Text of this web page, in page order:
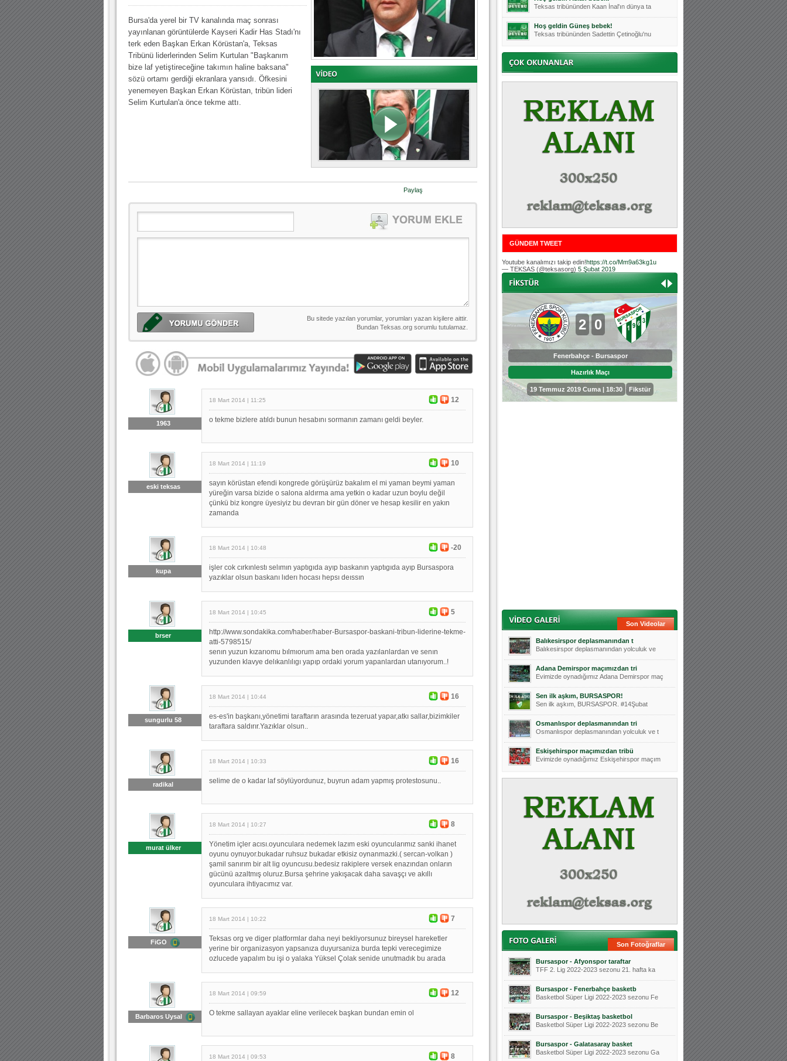
Bursa'da yerel bir TV kanalında maç sonrası
yayınlanan görüntülerde Kayseri Kadir Has Stadı'nı
terk eden Başkan Erkan Körüstan'a, Teksas
Tribünü liderlerinden Selim Kurtulan "Başkanım
bize laf yetiştireceğine takımın haline baksana"
sözü ortamı gerdiği ekranlara yansıdı. Öfkesini
yenemeyen Başkan Erkan Körüstan, tribün lideri
Selim Kurtulan'a önce tekme attı.
Paylaş
1963
18 Mart 2014 | 11:25 12
o tekme bizlere atıldı bunun hesabını sormanın zamanı geldi beyler.
eski teksas
18 Mart 2014 | 11:19 10
sayın körüstan efendi kongrede görüşürüz bakalım el mi yaman beymi yaman
yüreğin varsa bizide o salona aldırma ama yetkin o kadar uzun boylu değil
çünkü biz kongre üyesiyiz bu devran bir gün döner ve hesap kesilir en yakın
zamanda
kupa
18 Mart 2014 | 10:48 -20
işler cok cırkınlestı selımın yaptıgıda ayıp baskanın yaptıgıda ayıp Bursaspora
yazıklar olsun baskanı lıderı hocası hepsı deıssın
brser
18 Mart 2014 | 10:45 5
http://www.sondakika.com/haber/haber-Bursaspor-baskani-tribun-liderine-tekme-
atti-5798515/
senın yuzun kızarıomu bılmıorum ama ben orada yazılanlardan ve senın
yuzunden klavye delıkanlılıgı yapıp ordaki yorum yapanlardan utanıyorum..!
sungurlu 58
18 Mart 2014 | 10:44 16
es-es'in başkanı,yönetimi taraftarın arasında tezeruat yapar,atkı sallar,bizimkiler
taraftara saldırır.Yazıklar olsun..
radikal
18 Mart 2014 | 10:33 16
selime de o kadar laf söylüyordunuz, buyrun adam yapmış protestosunu..
murat ülker
18 Mart 2014 | 10:27 8
Yönetim içler acısı.oyunculara nedemek lazım eski oyuncularımız sanki ihanet
oyunu oynuyor.bukadar ruhsuz bukadar etkisiz oynanmazki.( sercan-volkan )
şamil sanırım bir alt lig oyuncusu.bedesiz rakiplere versek enazından onların
gücünü azaltmış oluruz.Bursa şehrine yakışacak daha savaşçı ve akıllı
oyunculara ihtiyacımız var.
FiGO
18 Mart 2014 | 10:22 7
Teksas org ve diger platformlar daha neyi bekliyorsunuz bireysel hareketler
yerine bir organizasyon yapsanıza duyursaniza burda tepki verecegimize
ozlucede yapalım bu işi o yalaka Yüksel Çolak senide unutmadık bu arada
Barbaros Uysal
18 Mart 2014 | 09:59 12
O tekme sallayan ayaklar eline verilecek başkan bundan emin ol
18 Mart 2014 | 09:53 8
Teksas tribününden Kaan İnal'ın dünya ta
Hoş geldin Güneş bebek!
Teksas tribününden Sadettin Çetinoğlu'nu
Mutluluklar Ceyhun Tetik
Teksas tribünlerinin sevilen isimlerinde
Bursasporumuzun önü açılsın is
Hoş geldin Alaz Bebek!
Teksas.org sistem yöneticisi, ekibimizin
Hoş geldin Göktuğ Bebek!
Teksas.org ekibimizden ve tribünlerimizi
Teksas tribünlerinden Basri İleri'nin dü
Hoş geldin Kerem Bebek!
Tribünlerimizden Mesut Ulusoy'un (Duka)
Hoş geldin Aslan bebek!
Teksas tribününden Kaan İnal'ın dünya ta
Hoş geldin Güneş bebek!
Teksas tribününden Sadettin Çetinoğlu'nu
GÜNDEM TWEET
Youtube kanalımızı takip edin!https://t.co/Mm9a63kg1u
— TEKSAS (@teksasorg) 5 Şubat 2019
- -
Bursaspor - Altınordu
1. Lig 32. Hafta
04 Temmuz 2020 Cumartesi | 20:00 Fikstür
2 0
Fenerbahçe - Bursaspor
Hazırlık Maçı
19 Temmuz 2019 Cuma | 18:30 Fikstür
0 3
Bursaspor - Sepahan
Hazırlık Maçı
25 Temmuz 2019 Perşembe |
Son Videolar
Balıkesirspor deplasmanından t
Balıkesirspor deplasmanından yolculuk ve
Adana Demirspor maçımızdan tri
Evimizde oynadığımız Adana Demirspor maç
Sen ilk aşkım, BURSASPOR!
Sen ilk aşkım, BURSASPOR. #14Şubat
Osmanlıspor deplasmanından tri
Osmanlıspor deplasmanından yolculuk ve t
Eskişehirspor maçımızdan tribü
Evimizde oynadığımız Eskişehirspor maçım
Son Fotoğraflar
Bursaspor - Afyonspor taraftar
TFF 2. Lig 2022-2023 sezonu 21. hafta ka
Bursaspor - Fenerbahçe basketb
Basketbol Süper Ligi 2022-2023 sezonu Fe
Bursaspor - Beşiktaş basketbol
Basketbol Süper Ligi 2022-2023 sezonu Be
Bursaspor - Galatasaray basket
Basketbol Süper Ligi 2022-2023 sezonu Ga